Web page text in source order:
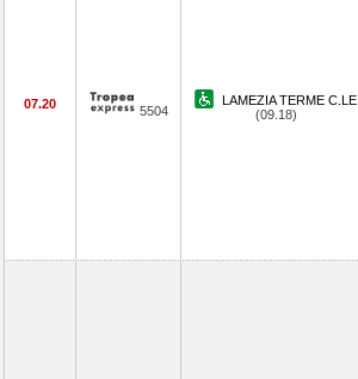
07.20 5504
LAMEZIA TERME C.LE
(09.18)